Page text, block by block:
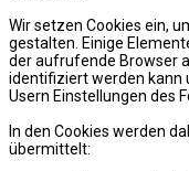
Wir setzen Cookies ein,
gestalten. Einige
der aufrufende Browser
identifiziert werden kann
Usern Einstellungen des
In den Cookies werden
übermittelt: